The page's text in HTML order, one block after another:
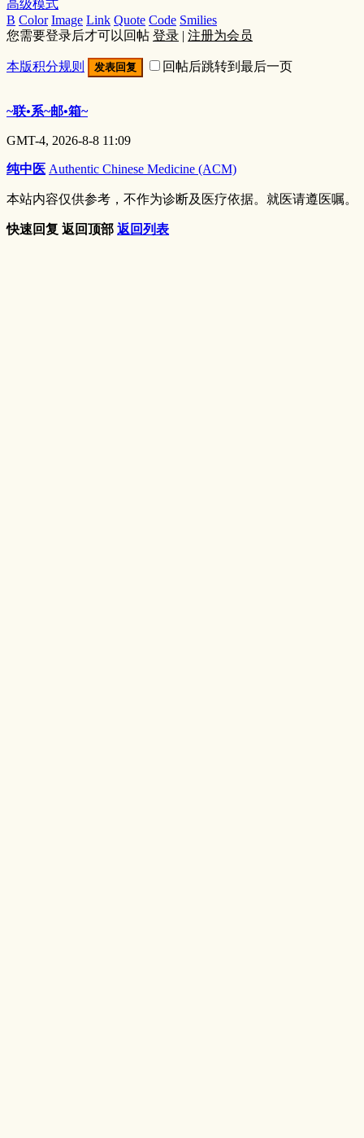
高级模式
B Color Image Link Quote Code Smilies
您需要登录后才可以回帖 登录 | 注册为会员
本版积分规则 发表回复 回帖后跳转到最后一页
~联•系~邮•箱~
GMT-4, 2026-8-8 11:09
纯中医 Authentic Chinese Medicine (ACM)
本站内容仅供参考，不作为诊断及医疗依据。就医请遵医嘱。
快速回复 返回顶部 返回列表